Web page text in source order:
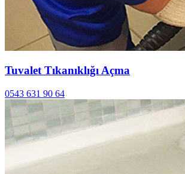
Tuvalet Tıkanıklığı Açma
0543 631 90 64